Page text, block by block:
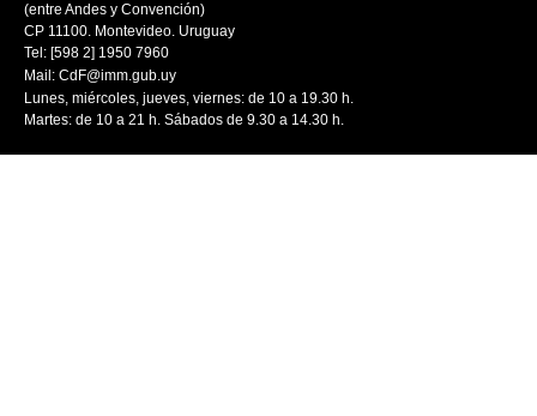
(entre Andes y Convención)
CP 11100. Montevideo. Uruguay
Tel: [598 2] 1950 7960
Mail: CdF@imm.gub.uy
Lunes, miércoles, jueves, viernes: de 10 a 19.30 h.
Martes: de 10 a 21 h. Sábados de 9.30 a 14.30 h.